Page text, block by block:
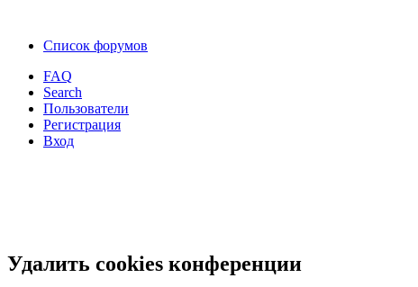
Список форумов
FAQ
Search
Пользователи
Регистрация
Вход
Удалить cookies конференции